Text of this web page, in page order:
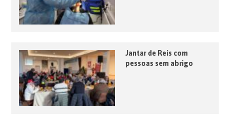
Jantar de Reis com
pessoas sem abrigo